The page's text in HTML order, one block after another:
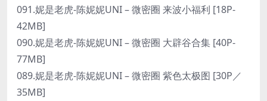
091.妮是老虎-陈妮妮UNI – 微密圈 来波小福利 [18P-
42MB]
090.妮是老虎-陈妮妮UNI – 微密圈 大辟谷合集 [40P-
77MB]
089.妮是老虎-陈妮妮UNI – 微密圈 紫色太极图 [30P／
35MB]